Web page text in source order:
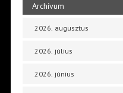
Archívum
2026. augusztus
2026. július
2026. június